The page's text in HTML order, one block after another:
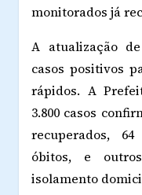
monitorados já
A atualização
casos positivos
rápidos. A
3.800 casos
recuperados,
óbitos, e
isolamento